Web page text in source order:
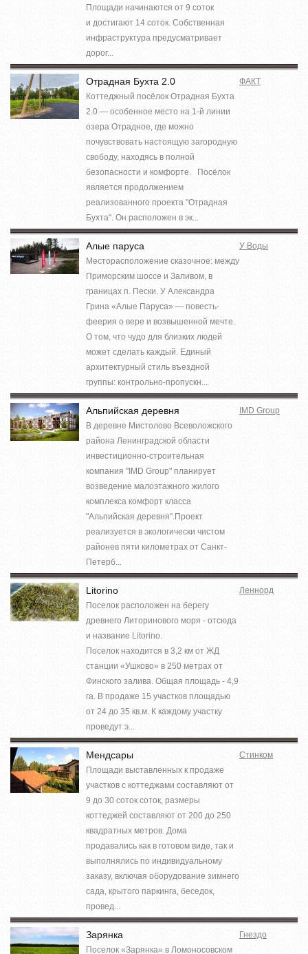
Площади начинаются от 9 соток
и достигают 14 соток. Собственная
инфраструктура предусматривает
дорог...
Отрадная Бухта 2.0
Коттеджный посёлок Отрадная Бухта
2.0 — особенное место на 1-й линии
озера Отрадное, где можно
почувствовать настоящую загородную
свободу, находясь в полной
безопасности и комфорте. Посёлок
является продолжением
реализованного проекта "Отрадная
Бухта". Он расположен в эк...
ФАКТ
Алые паруса
Месторасположение сказочное: между
Приморским шоссе и Заливом, в
границах п. Пески. У Александра
Грина «Алые Паруса» — повесть-
феерия о вере и возвышенной мечте.
О том, что чудо для близких людей
может сделать каждый. Единый
архитектурный стиль въездной
группы: контрольно-пропускн...
У Воды
Альпийская деревня
В деревне Мистолово Всеволожского
района Ленинградской области
инвестиционно-строительная
компания "IMD Group" планирует
возведение малоэтажного жилого
комплекса комфорт класса
"Альпийская деревня".Проект
реализуется в экологически чистом
районев пяти километрах от Санкт-
Петерб...
IMD Group
Litorino
Поселок расположен на берегу
древнего Литоринового моря - отсюда
и название Litorino.
Поселок находится в 3,2 км от ЖД
станции «Ушково» в 250 метрах от
Финского залива. Общая площадь - 4,9
га. В продаже 15 участков площадью
от 24 до 35 кв.м. К каждому участку
проведут э...
Леннорд
Мендсары
Площади выставленных к продаже
участков с коттеджами составляют от
9 до 30 соток соток, размеры
коттеджей составляют от 200 до 250
квадратных метров. Дома
продавались как в готовом виде, так и
выполнялись по индивидуальному
заказу, включая оборудование зимнего
сада, крытого паркинга, беседок,
провед...
Стинком
Зарянка
Поселок «Зарянка» в Ломоносовском
Гнездо